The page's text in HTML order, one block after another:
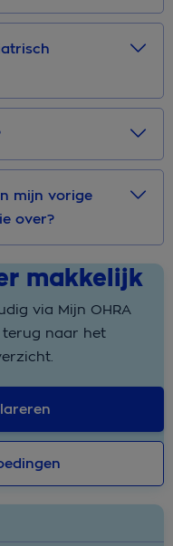
mijn vorige
over?
makkelijk
via Mijn OHRA
terug naar het